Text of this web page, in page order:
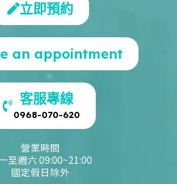
立即預約
an appointment
客服專線
0968-070-620
營業時間
至週六 09:00~21:00
國定假日除外